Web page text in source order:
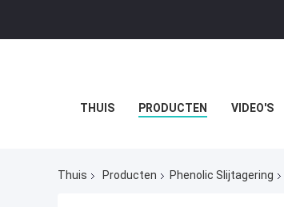
THUIS PRODUCTEN VIDEO'S
Thuis Producten Phenolic Slijtagering